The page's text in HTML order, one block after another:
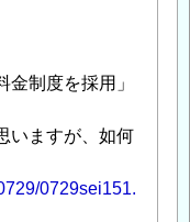
金制度を採用」
いますが、如何
0729sei151.